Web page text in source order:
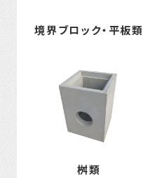
境界ブロック・平板類
桝類